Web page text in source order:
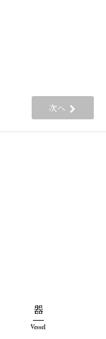
次へ
器
Vessel